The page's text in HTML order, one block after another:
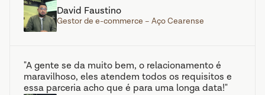
David Faustino
Gestor de e-commerce – Aço Cearense
"A gente se da muito bem, o relacionamento é
maravilhoso, eles atendem todos os requisitos e
essa parceria acho que é para uma longa data!"